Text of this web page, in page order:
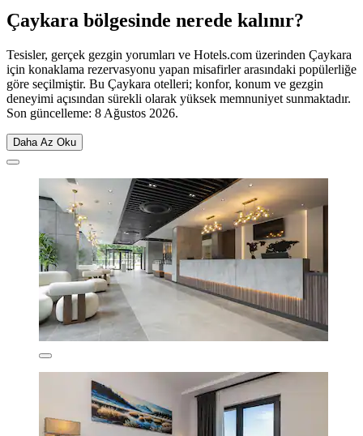
Çaykara bölgesinde nerede kalınır?
Tesisler, gerçek gezgin yorumları ve Hotels.com üzerinden Çaykara
için konaklama rezervasyonu yapan misafirler arasındaki popülerliğe
göre seçilmiştir. Bu Çaykara otelleri; konfor, konum ve gezgin
deneyimi açısından sürekli olarak yüksek memnuniyet sunmaktadır.
Son güncelleme: 8 Ağustos 2026.
Daha Az Oku